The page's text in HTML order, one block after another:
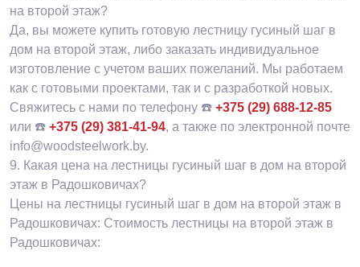
на второй этаж?
Да, вы можете купить готовую лестницу гусиный шаг в
дом на второй этаж, либо заказать индивидуальное
изготовление с учетом ваших пожеланий. Мы работаем
как с готовыми проектами, так и с разработкой новых.
Свяжитесь с нами по телефону ☎️ +375 (29) 688-12-85
или ☎️ +375 (29) 381-41-94, а также по электронной почте
info@woodsteelwork.by.
9. Какая цена на лестницы гусиный шаг в дом на второй
этаж в Радошковичах?
Цены на лестницы гусиный шаг в дом на второй этаж в
Радошковичах: Стоимость лестницы на второй этаж в
Радошковичах: